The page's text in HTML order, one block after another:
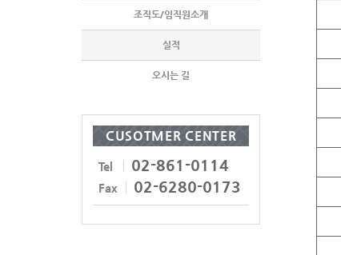
조직도/임직원소개
실적
오시는 길
CUSOTMER CENTER
Tel 02-861-0114
Fax 02-6280-0173